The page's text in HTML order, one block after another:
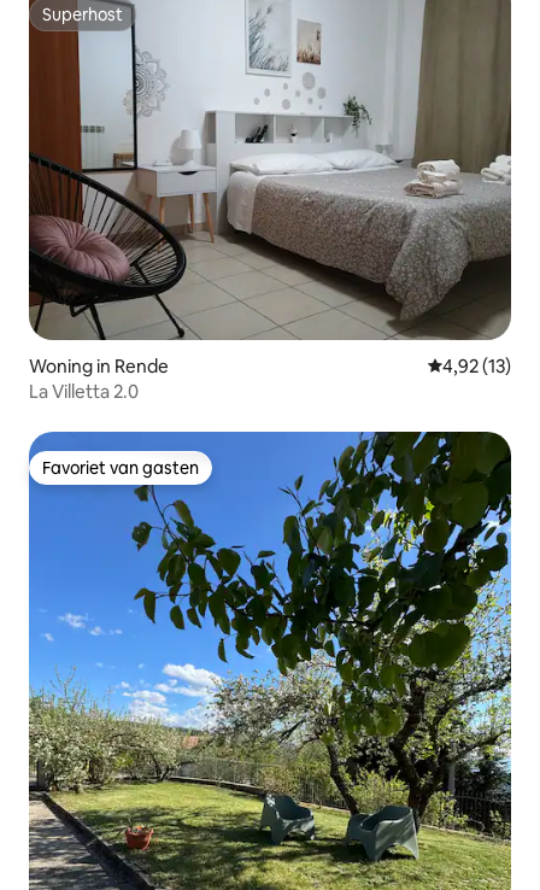
Superhost
Superhost
Woning in Rende Gemiddelde
4,92 (13)
La Villetta 2.0
Favoriet van gasten
Favoriet van gasten